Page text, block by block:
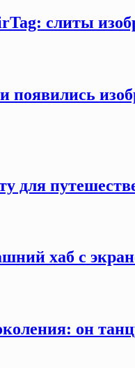
слиты
появились
для
хаб с
он